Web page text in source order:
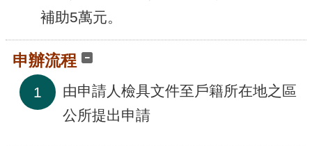
補助5萬元。
申辦流程
1
由申請人檢具文件至戶籍所在地之區
公所提出申請